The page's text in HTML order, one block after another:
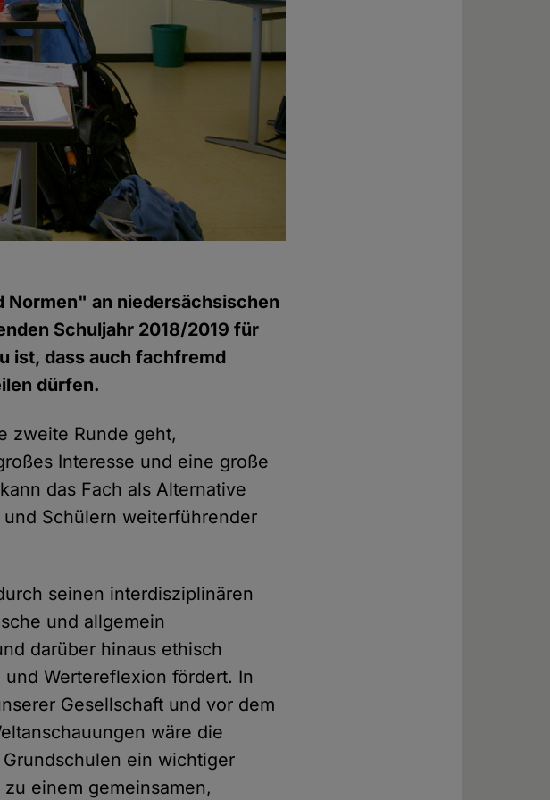
Normen" an niedersächsischen
Schuljahr 2018/2019 für
ist, dass auch fachfremd
dürfen.
zweite Runde geht,
Interesse und eine große
das Fach als Alternative
Schülern weiterführender
seinen interdisziplinären
und allgemein
darüber hinaus ethisch
Wertereflexion fördert. In
Gesellschaft und vor dem
wäre die
ein wichtiger
einem gemeinsamen,